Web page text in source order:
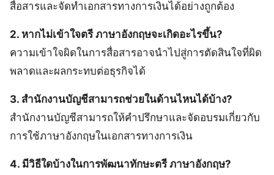
สื่อสารและจัดทำเอกสารทางการเงินได้อย่างถูกต้อง
2. หากไม่เข้าใจตรี ภาษาอังกฤษจะเกิดอะไรขึ้น?
ความเข้าใจผิดในการสื่อสารอาจนำไปสู่การตัดสินใจที่ผิด
พลาดและผลกระทบต่อธุรกิจได้
3. สำนักงานบัญชีสามารถช่วยในด้านไหนได้บ้าง?
สำนักงานบัญชีสามารถให้คำปรึกษาและจัดอบรมเกี่ยวกับ
การใช้ภาษาอังกฤษในเอกสารทางการเงิน
4. มีวิธีใดบ้างในการพัฒนาทักษะตรี ภาษาอังกฤษ?